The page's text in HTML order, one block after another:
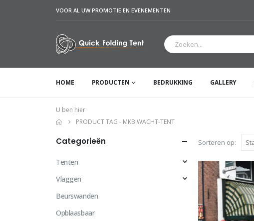
VOOR AL UW PROMOTIE EN EVENEMENTEN
HOME PRODUCTEN BEDRUKKING GALLERY
U ben hier
PRODUCT TAG - MKB WACHT-TENT
Sorteren op:
Categorieën
Tenten
Vlaggen
Beurswanden
Opblaasbaar